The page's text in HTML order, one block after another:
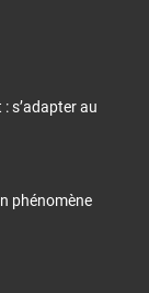
s’adapter au
phénomène